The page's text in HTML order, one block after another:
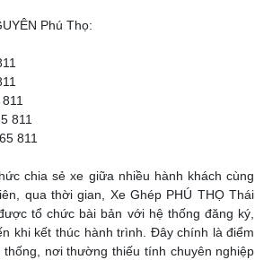
Phú Thọ:
811
811
chia sẻ xe giữa nhiều hành khách cùng
qua thời gian, Xe Ghép PHÚ THỌ Thái
tổ chức bài bản với hệ thống đăng ký,
khi kết thúc hành trình. Đây chính là điểm
nơi thường thiếu tính chuyên nghiệp